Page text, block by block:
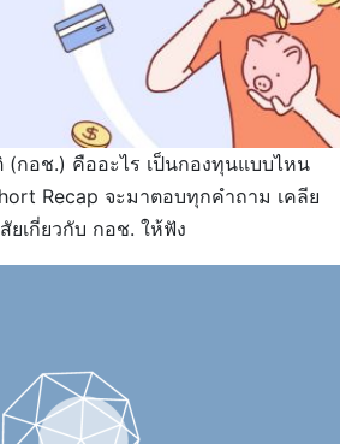
กอช.) คืออะไร เป็นกองทุนแบบไหน
Recap จะมาตอบทุกคำถาม เคลีย
เกี่ยวกับ กอช. ให้ฟัง